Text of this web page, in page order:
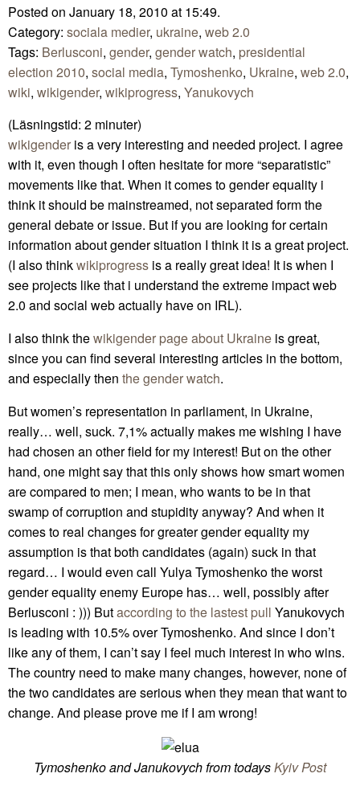
Posted on January 18, 2010 at 15:49.
Category: sociala medier, ukraine, web 2.0
Tags: Berlusconi, gender, gender watch, presidential
election 2010, social media, Tymoshenko, Ukraine, web 2.0,
wiki, wikigender, wikiprogress, Yanukovych
(Läsningstid: 2 minuter)
wikigender is a very interesting and needed project. I agree
with it, even though I often hesitate for more “separatistic”
movements like that. When it comes to gender equality i
think it should be mainstreamed, not separated form the
general debate or issue. But if you are looking for certain
information about gender situation I think it is a great project.
(I also thinkwikiprogress is a really great idea! It is when I
see projects like that i understand the extreme impact web
2.0 and social web actually have on IRL).
I also think thewikigender page about Ukraine is great,
since you can find several interesting articles in the bottom,
and especially then the gender watch.
But women’s representation in parliament, in Ukraine,
really… well, suck. 7,1% actually makes me wishing I have
had chosen an other field for my interest! But on the other
hand, one might say that this only shows how smart women
are compared to men; I mean, who wants to be in that
swamp of corruption and stupidity anyway? And when it
comes to real changes for greater gender equality my
assumption is that both candidates (again) suck in that
regard… I would even call Yulya Tymoshenko the worst
gender equality enemy Europe has… well, possibly after
Berlusconi : ))) Butaccording to the lastest pull Yanukovych
is leading with 10.5% over Tymoshenko. And since I don’t
like any of them, I can’t say I feel much interest in who wins.
The country need to make many changes, however, none of
the two candidates are serious when they mean that want to
change. And please prove me if I am wrong!
Tymoshenko and Janukovych from todaysKyiv Post